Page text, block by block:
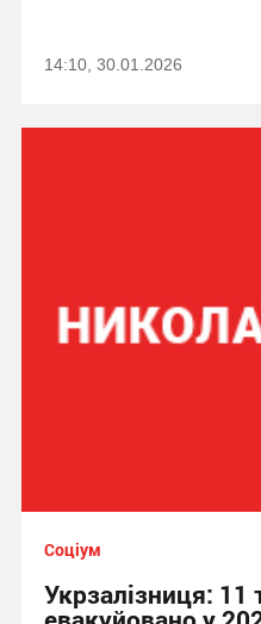
14:10, 30.01.2026
Соціум
Укрзалізниця: